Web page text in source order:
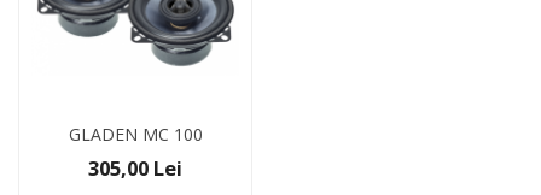
GLADEN MC 100
305,00 Lei